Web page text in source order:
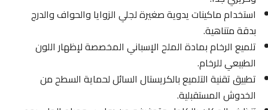
استخدام ماكينات يدوية صغيرة لجلي الزوايا والحواف والدرج
بدقة متناهية.
تلميع الرخام بمادة الملح الإسباني المخصصة لإظهار اللون
الطبيعي للرخام.
تطبيق تقنية التلميع بالكريستال السائل لحماية السطح من
الخدوش المستقبلية.